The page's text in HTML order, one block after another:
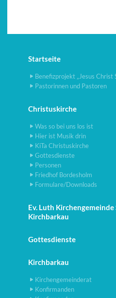
Startseite
Benefizprojekt „Jesus
Pastorinnen und Pastoren
Christuskirche
Was so bei uns los ist
Hier ist Musik drin
KiTa Christuskirche
Gottesdienste
Personen
Friedhof Bordesholm
Formulare/Downloads
Ev. Luth
Kirchbarkau
Gottesdienste
Kirchbarkau
Kirchengemeinderat
Konfirmanden